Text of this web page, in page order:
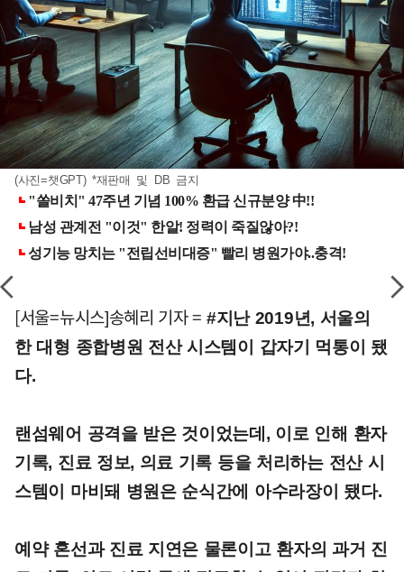
(사진=챗GPT) *재판매 및 DB 금지
[서울=뉴시스]송혜리 기자 = #지난 2019년, 서울의
한 대형 종합병원 전산 시스템이 갑자기 먹통이 됐
다.
랜섬웨어 공격을 받은 것이었는데, 이로 인해 환자
기록, 진료 정보, 의료 기록 등을 처리하는 전산 시
스템이 마비돼 병원은 순식간에 아수라장이 됐다.
예약 혼선과 진료 지연은 물론이고 환자의 과거 진